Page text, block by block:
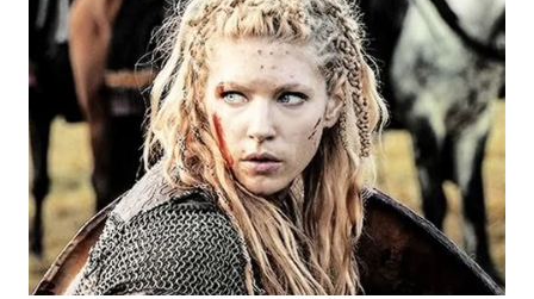
WN
BOGOR
WN
DEPOK
WN
TAPANULI
UTARA